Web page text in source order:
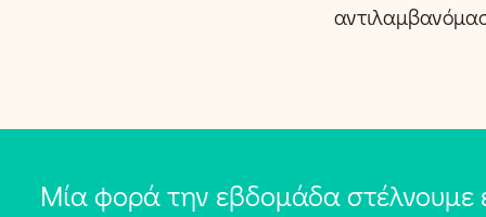
Μία φορά την εβδομάδα στέλνουμε